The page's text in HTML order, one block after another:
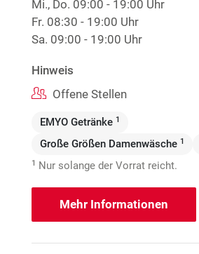
Mi., Do. 09:00 - 19:00 Uhr
Fr. 08:30 - 19:00 Uhr
Sa. 09:00 - 19:00 Uhr
Hinweis
Offene Stellen
EMYO Getränke 1
Große Größen Damenwäsche 1
1 Nur solange der Vorrat reicht.
Mehr Informationen